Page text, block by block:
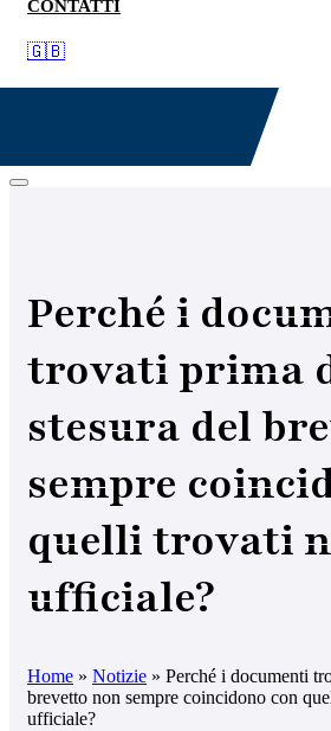
CONTATTI
🇬🇧
Perché i
trovati prima
stesura del
sempre
quelli trovati
ufficiale?
Home » Notizie » Perché i documenti
brevetto non sempre coincidono con
ufficiale?